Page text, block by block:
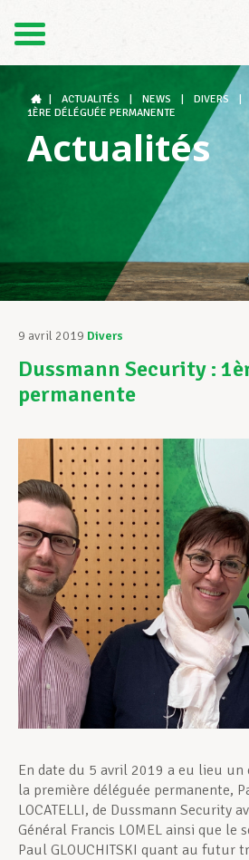
DE
Le LCGB
Structures syndicales
Assistance au Travail
Vos droits
Assistance en vie privée
Développement
Devenir Membre
Actualités
ACTUALITÉS NEWS DIVERS
1ÈRE DÉLÉGUÉE PERMANENTE
Actualités
9 avril 2019 Divers
Dussmann Security :
permanente
En date du 5 avril 2019 a eu lieu un
la première déléguée permanente,
LOCATELLI, de Dussmann Security
Général Francis LOMEL ainsi que le
Paul GLOUCHITSKI quant au futur